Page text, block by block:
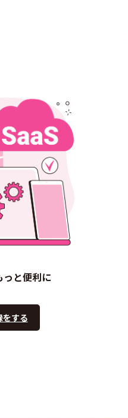
っと便利に
をする